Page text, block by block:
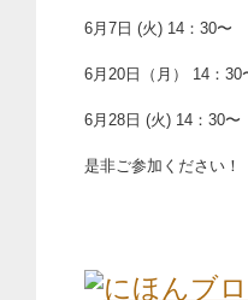
6月7日 (火) 14：30〜
6月20日（月） 14：30
6月28日 (火) 14：30〜
是非ご参加ください！